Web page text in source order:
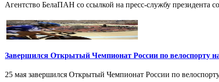
Агентство БелаПАН со ссылкой на пресс-службу президента
Завершился Открытый Чемпионат России по велоспорту
25 мая завершился Открытый Чемпионат России по